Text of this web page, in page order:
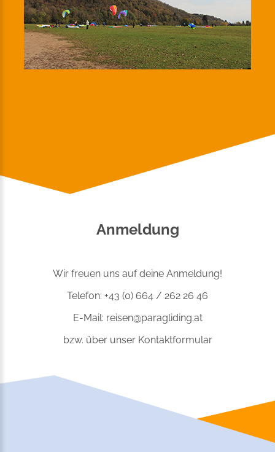
Anmeldung
Wir freuen uns auf deine Anmeldung!
Telefon: +43 (0) 664 / 262 26 46
E-Mail: reisen@paragliding.at
bzw. über unser Kontaktformular